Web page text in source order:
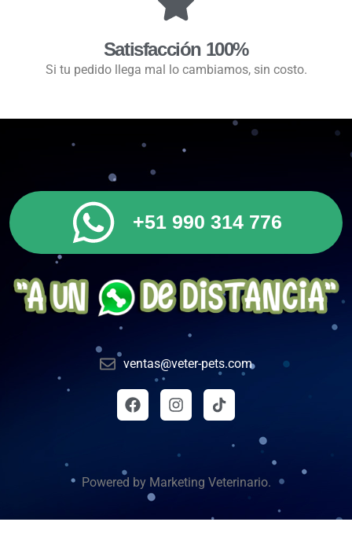
Satisfacción 100%
Si tu pedido llega mal lo cambiamos, sin costo.
+51 990 314 776
ventas@veter-pets.com
Powered by Marketing Veterinario.